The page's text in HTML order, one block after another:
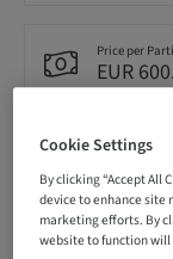
Price per
EUR
Language
Croatian
Points
Cookie Settings
By clicking “Accept All
device to enhance site
marketing efforts. By
website to function will